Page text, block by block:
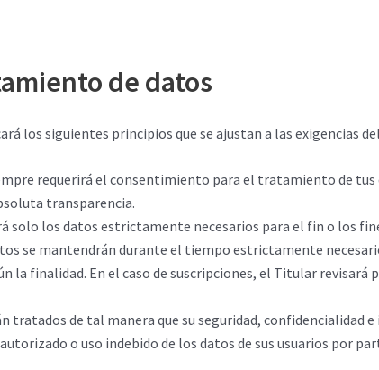
de datos
los siguientes principios que se ajustan a las exigencias
requerirá el consentimiento para el tratamiento de tus
transparencia.
solo los datos estrictamente necesarios para el fin o los
se mantendrán durante el tiempo estrictamente
la finalidad. En el caso de suscripciones, el Titular
tratados de tal manera que su seguridad, confidencialidad
o uso indebido de los datos de sus usuarios por